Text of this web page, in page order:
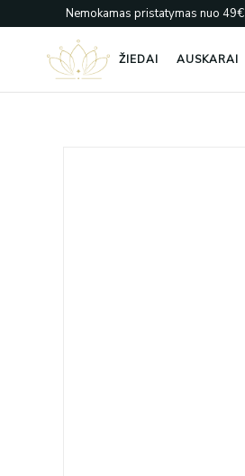
prie
Nemokamas pristatymas nuo 49€
ŽIEDAI AUSKARAI